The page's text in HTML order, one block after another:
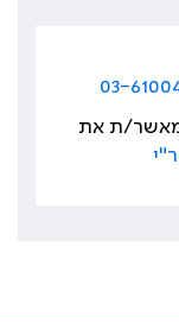
03-
מאשר/ת את